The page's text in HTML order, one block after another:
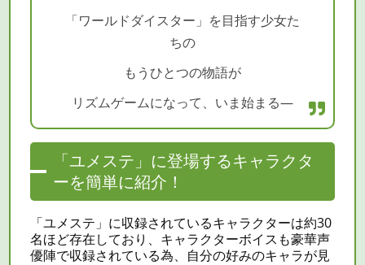
「ワールドダイスター」を目指す少女た
ちの
もうひとつの物語が
リズムゲームになって、いま始まる―
「ユメステ」に登場するキャラクタ
ーを簡単に紹介！
「ユメステ」に収録されているキャラクターは約30
名ほど存在しており、キャラクターボイスも豪華声
優陣で収録されている為、自分の好みのキャラが見